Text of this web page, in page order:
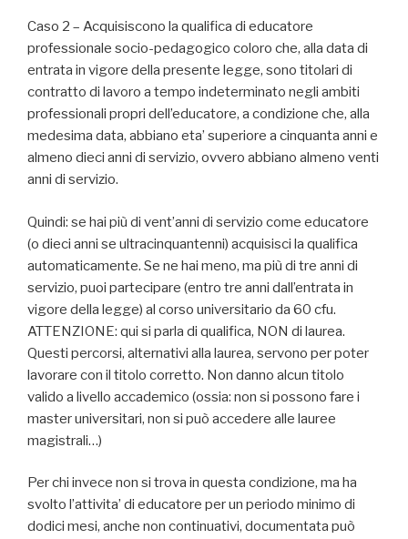
Caso 2 – Acquisiscono la qualifica di educatore
professionale socio-pedagogico coloro che, alla data di
entrata in vigore della presente legge, sono titolari di
contratto di lavoro a tempo indeterminato negli ambiti
professionali propri dell’educatore, a condizione che, alla
medesima data, abbiano eta’ superiore a cinquanta anni e
almeno dieci anni di servizio, ovvero abbiano almeno venti
anni di servizio.
Quindi: se hai più di vent’anni di servizio come educatore
(o dieci anni se ultracinquantenni) acquisisci la qualifica
automaticamente. Se ne hai meno, ma più di tre anni di
servizio, puoi partecipare (entro tre anni dall’entrata in
vigore della legge) al corso universitario da 60 cfu.
ATTENZIONE: qui si parla di qualifica, NON di laurea.
Questi percorsi, alternativi alla laurea, servono per poter
lavorare con il titolo corretto. Non danno alcun titolo
valido a livello accademico (ossia: non si possono fare i
master universitari, non si può accedere alle lauree
magistrali…)
Per chi invece non si trova in questa condizione, ma ha
svolto l’attivita’ di educatore per un periodo minimo di
dodici mesi, anche non continuativi, documentata può